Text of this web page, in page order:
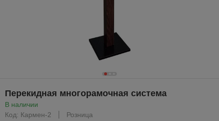
Перекидная многорамочная система
В наличии
Код: Кармен-2
Розница